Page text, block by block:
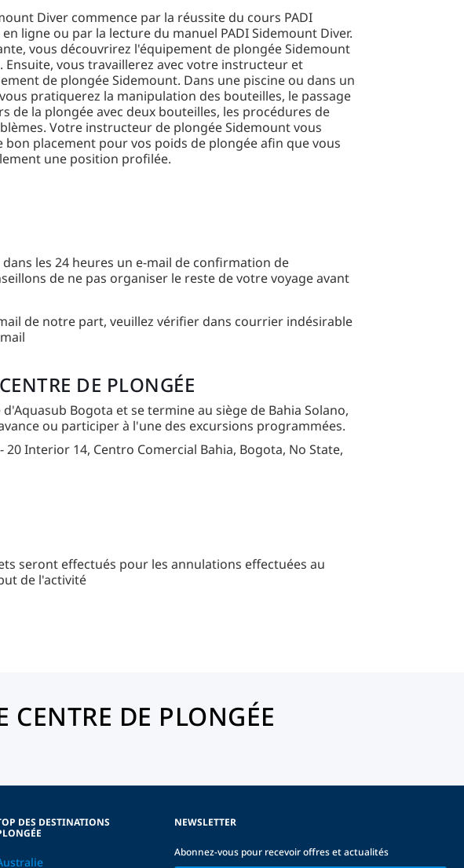
Diver commence par la réussite du cours PADI
ligne ou par la lecture du manuel PADI Sidemount Diver.
vous découvrirez l'équipement de plongée Sidemount
Ensuite, vous travaillerez avec votre instructeur et
de plongée Sidemount. Dans une piscine ou dans un
pratiquerez la manipulation des bouteilles, le passage
de la plongée avec deux bouteilles, les procédures de
Votre instructeur de plongée Sidemount vous
placement pour vos poids de plongée afin que vous
une position profilée.
les 24 heures un e-mail de confirmation de
de ne pas organiser le reste de votre voyage avant
de notre part, veuillez vérifier dans courrier indésirable
DE PLONGÉE
Bogota et se termine au siège de Bahia Solano,
ou participer à l'une des excursions programmées.
20 Interior 14, Centro Comercial Bahia, Bogota, No State,
seront effectués pour les annulations effectuées au
de l'activité
CENTRE DE PLONGÉE
DES DESTINATIONS
NEWSLETTER
Abonnez-vous pour recevoir offres et actualités